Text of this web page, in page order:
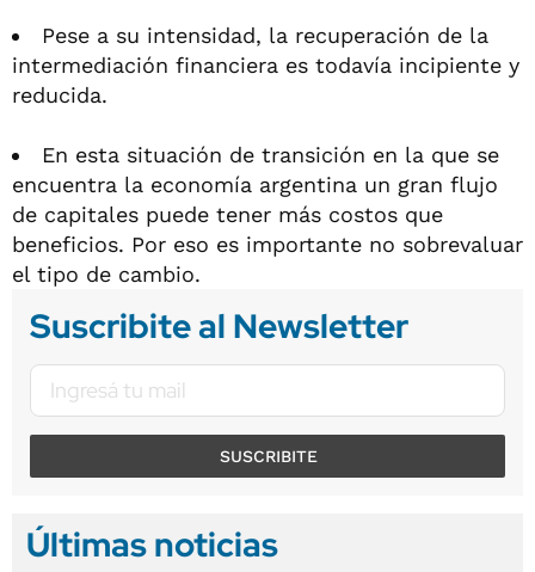
Pese a su intensidad, la recuperación de la
intermediación financiera es todavía incipiente y
reducida.
En esta situación de transición en la que se
encuentra la economía argentina un gran flujo
de capitales puede tener más costos que
beneficios. Por eso es importante no sobrevaluar
el tipo de cambio.
Suscribite al Newsletter
SUSCRIBITE
Últimas noticias